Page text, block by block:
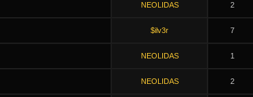
NEOLIDAS 2
$ilv3r 7
NEOLIDAS 1
NEOLIDAS 2